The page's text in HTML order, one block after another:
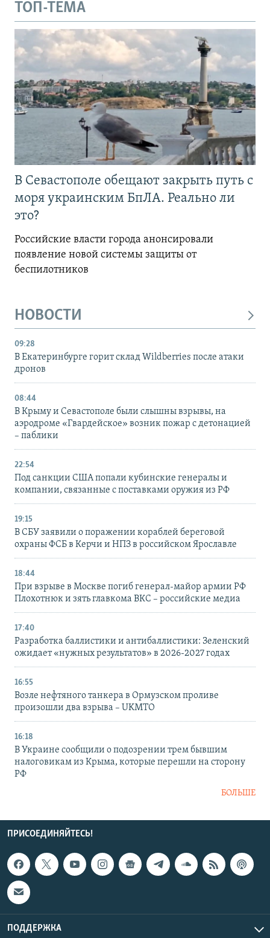
ТОП-ТЕМА
В Севастополе обещают закрыть путь с
моря украинским БпЛА. Реально ли
это?
Российские власти города анонсировали
появление новой системы защиты от
беспилотников
НОВОСТИ
09:28
В Екатеринбурге горит склад Wildberries после атаки
дронов
08:44
В Крыму и Севастополе были слышны взрывы, на
аэродроме «Гвардейское» возник пожар с детонацией
– паблики
22:54
Под санкции США попали кубинские генералы и
компании, связанные с поставками оружия из РФ
19:15
В СБУ заявили о поражении кораблей береговой
охраны ФСБ в Керчи и НПЗ в российском Ярославле
18:44
При взрыве в Москве погиб генерал-майор армии РФ
Плохотнюк и зять главкома ВКС – российские медиа
17:40
Разработка баллистики и антибаллистики: Зеленский
ожидает «нужных результатов» в 2026-2027 годах
16:55
Возле нефтяного танкера в Ормузском проливе
произошли два взрыва – UKMTO
16:18
В Украине сообщили о подозрении трем бывшим
налоговикам из Крыма, которые перешли на сторону
РФ
БОЛЬШЕ
ПРИСОЕДИНЯЙТЕСЬ!
ПОДДЕРЖКА